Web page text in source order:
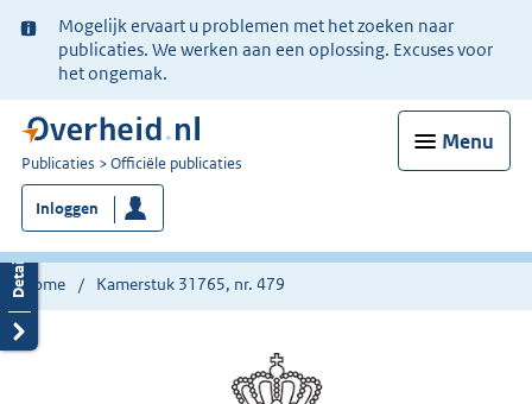
Ter
informatie:
Mogelijk ervaart u problemen met het zoeken naar
publicaties. We werken aan een oplossing. Excuses voor
het ongemak.
Menu
U
bent
nu
hier:
Publicaties Officiële publicaties
Inloggen
Home Kamerstuk 31765, nr. 479